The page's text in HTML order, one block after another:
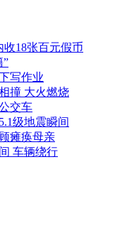
民警口出狂言
贴在扫把上
18张百元假币
”
写作业
撞 大火燃烧
交车
级地震瞬间
瘫痪母亲
车辆绕行